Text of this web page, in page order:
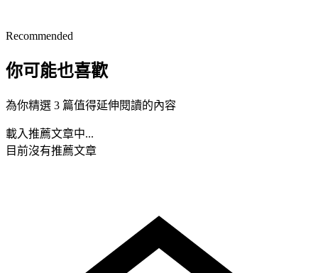
Recommended
你可能也喜歡
為你精選 3 篇值得延伸閱讀的內容
載入推薦文章中...
目前沒有推薦文章